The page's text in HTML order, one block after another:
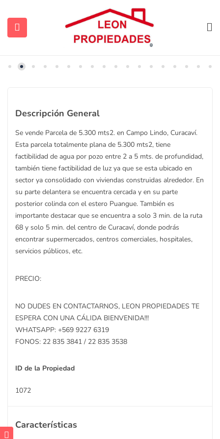
(Contacto)
(Vendidas y Arrendadas)
(Sugerencias)
no disponible Destacada
Descripción General
Se vende Parcela de 5.300 mts2. en Campo Lindo, Curacaví.
Esta parcela totalmente plana de 5.300 mts2, tiene
factibilidad de agua por pozo entre 2 a 5 mts. de profundidad,
también tiene factibilidad de luz ya que se esta ubicado en
sector ya consolidado con viviendas construidas alrededor. En
su parte delantera se encuentra cercada y en su parte
posterior colinda con el estero Puangue. También es
importante destacar que se encuentra a solo 3 min. de la ruta
68 y solo 5 min. del centro de Curacaví, donde podrás
encontrar supermercados, centros comerciales, hospitales,
servicios públicos, etc.
PRECIO:
NO DUDES EN CONTACTARNOS, LEON PROPIEDADES TE
ESPERA CON UNA CÁLIDA BIENVENIDA!!!
WHATSAPP: +569 9227 6319
FONOS: 22 835 3841 / 22 835 3538
ID de la Propiedad
1072
Características